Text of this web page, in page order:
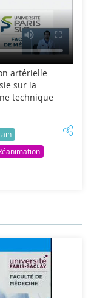
artérielle
sur la
technique